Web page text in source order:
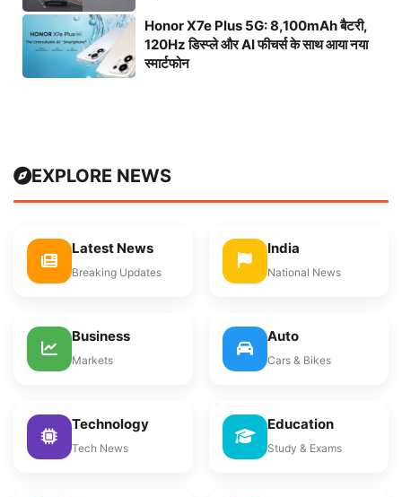
Honor X7e Plus 5G: 8,100mAh बैटरी,
120Hz डिस्प्ले और AI फीचर्स के साथ आया नया
स्मार्टफोन
EXPLORE NEWS
Latest News
Breaking Updates
India
National News
Business
Markets
Auto
Cars & Bikes
Technology
Tech News
Education
Study & Exams